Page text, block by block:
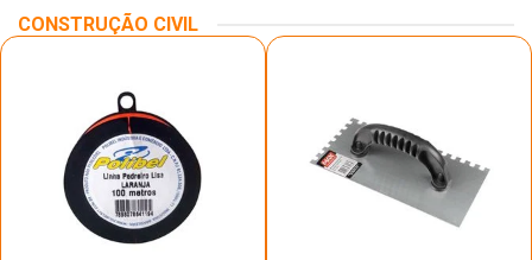
CONSTRUÇÃO CIVIL